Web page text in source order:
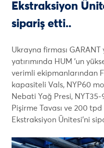
Ekstraksiyon
sipariş etti..
Ukrayna firması
yatırımında HUM 'un
verimli ekipmanlarından
kapasiteli Vals, NYP60
Nebati Yağ Presi,
Pişirme Tavası ve 200
Ekstraksiyon Ünitesi’ni